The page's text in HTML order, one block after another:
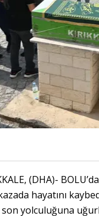
(DHA)-
hayatını
son yolculuğuna